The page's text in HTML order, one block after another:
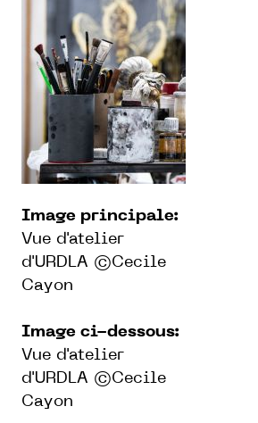
Image principale:
Vue d'atelier
d'URDLA ©Cecile
Cayon
Image ci-dessous:
Vue d'atelier
d'URDLA ©Cecile
Cayon